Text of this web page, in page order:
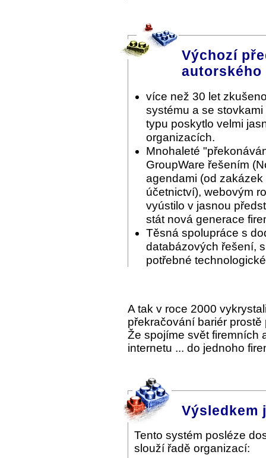
Výchozí
autorského
více než 30 let
systému a se
typu poskytlo velmi
organizacích.
Mnohaleté
GroupWare řešením
agendami (od
účetnictví), webovým
vyústilo v jasnou
stát nová generace
Těsná spolupráce s
databázových řešení,
potřebné
A tak v roce 2000
překračování bariér
Že spojíme svět firemních
internetu ... do jednoho
Výsledkem
Tento systém posléze
slouží řadě organizací: